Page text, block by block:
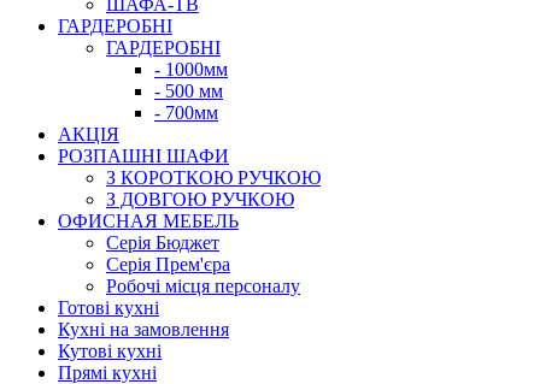
ШАФА-ТВ
ГАРДЕРОБНІ
ГАРДЕРОБНІ
- 1000мм
- 500 мм
- 700мм
АКЦІЯ
РОЗПАШНІ ШАФИ
З КОРОТКОЮ РУЧКОЮ
З ДОВГОЮ РУЧКОЮ
ОФИСНАЯ МЕБЕЛЬ
Серія Бюджет
Серія Прем'єра
Робочі місця персоналу
Готові кухні
Кухні на замовлення
Кутові кухні
Прямі кухні